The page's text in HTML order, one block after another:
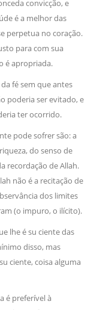
convicção, e
é a melhor das
perpetua no coração.
para com sua
é apropriada.
fé sem que antes
poderia ser evitado, e
ter ocorrido.
pode sofrer são: a
do senso de
recordação de Allah.
não é a recitação de
dos limites
(o impuro, o ilícito).
lhe é su ciente das
disso, mas
ciente, coisa alguma
é preferível à